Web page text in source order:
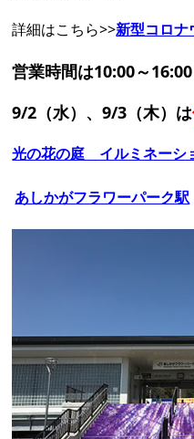
詳細はこちら>>新型コロナ
営業時間は10:00～16:00
9/2（水）、9/3（木）は
光の花の庭 イルミネーシ
あしかがフラワーパーク駅